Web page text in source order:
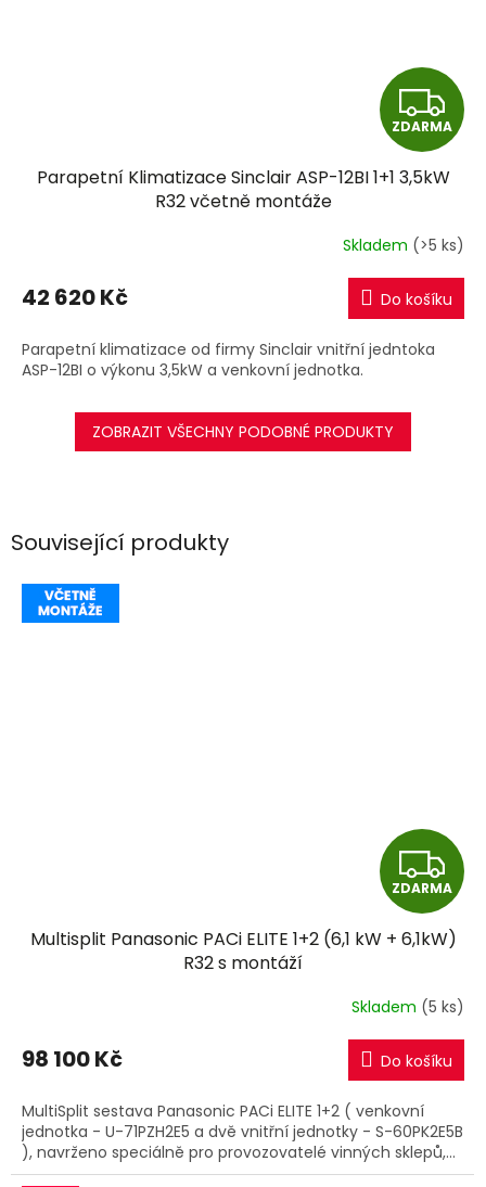
Související produkty
Z
D
A
R
M
A
ZDARMA
Multisplit Panasonic PACi ELITE 1+2 (6,1 kW + 6,1kW)
R32 s montáží
Skladem (5 ks)
98 100 Kč Do košíku
MultiSplit sestava Panasonic PACi ELITE 1+2 ( venkovní
jednotka - U-71PZH2E5 a dvě vnitřní jednotky - S-60PK2E5B
), navrženo speciálně pro provozovatelé vinných sklepů,...
Z
D
A
R
M
A
ZDARMA
Parapetní Klimatizace Sinclair ASP-12BI 1+1 3,5kW
R32 včetně montáže
Skladem (>5 ks)
42 620 Kč Do košíku
Parapetní klimatizace od firmy Sinclair vnitřní jedntoka
ASP-12BI o výkonu 3,5kW a venkovní jednotka.
ZOBRAZIT VŠECHNY PODOBNÉ PRODUKTY